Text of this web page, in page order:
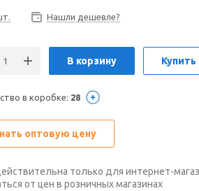
Нашли дешевле?
В корзину Купить
в коробке: 28
оптовую цену
только для интернет-
от цен в розничных магазинах